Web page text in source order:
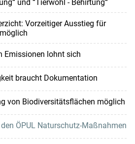
und “Tierwohl - Behirtung“
Vorzeitiger Ausstieg für
Emissionen lohnt sich
braucht Dokumentation
von Biodiversitätsflächen möglich
ÖPUL Naturschutz-Maßnahmen